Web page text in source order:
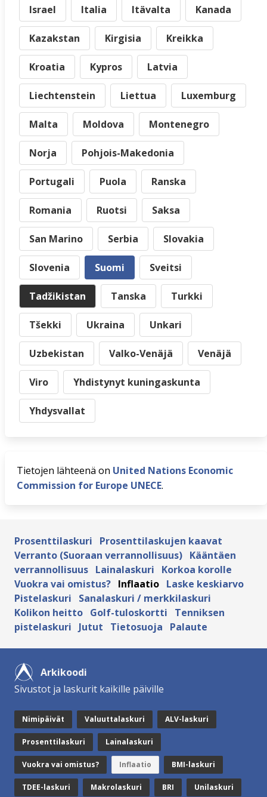
Israel Italia Itävalta Kanada
Kazakstan Kirgisia Kreikka
Kroatia Kypros Latvia
Liechtenstein Liettua Luxemburg
Malta Moldova Montenegro
Norja Pohjois-Makedonia
Portugali Puola Ranska
Romania Ruotsi Saksa
San Marino Serbia Slovakia
Slovenia Suomi Sveitsi
Tadžikistan Tanska Turkki
Tšekki Ukraina Unkari
Uzbekistan Valko-Venäjä Venäjä
Viro Yhdistynyt kuningaskunta
Yhdysvallat
Tietojen lähteenä on United Nations Economic
Commission for Europe UNECE.
Prosenttilaskuri
Prosenttilaskujen kaavat
Verranto (Suoraan verrannollisuus) Kääntäen
verrannollisuus Lainalaskuri
Korkoa korolle
Vuokra vai omistus? Inflaatio Laske keskiarvo
Pistelaskuri
Sanalaskuri / merkkilaskuri
Kolikon heitto Golf-tuloskortti
Tenniksen
pistelaskuri
Jutut Tietosuoja Palaute
Arkikoodi
Sivustot ja laskurit kaikille päiville
Nimipäivät Valuuttalaskuri ALV-laskuri
Prosenttilaskuri Lainalaskuri
Vuokra vai omistus? Inflaatio BMI-laskuri
TDEE-laskuri Makrolaskuri BRI Unilaskuri